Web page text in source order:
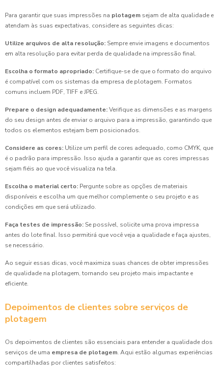
Para garantir que suas impressões na plotagem sejam de alta qualidade e
atendam às suas expectativas, considere as seguintes dicas:
Utilize arquivos de alta resolução: Sempre envie imagens e documentos
em alta resolução para evitar perda de qualidade na impressão final.
Escolha o formato apropriado: Certifique-se de que o formato do arquivo
é compatível com os sistemas da empresa de plotagem. Formatos
comuns incluem PDF, TIFF e JPEG.
Prepare o design adequadamente:Verifique as dimensões e as margens
do seu design antes de enviar o arquivo para a impressão, garantindo que
todos os elementos estejam bem posicionados.
Considere as cores: Utilize um perfil de cores adequado, como CMYK, que
é o padrão para impressão. Isso ajuda a garantir que as cores impressas
sejam fiéis ao que você visualiza na tela.
Escolha o material certo: Pergunte sobre as opções de materiais
disponíveis e escolha um que melhor complemente o seu projeto e as
condições em que será utilizado.
Faça testes de impressão: Se possível, solicite uma prova impressa
antes do lote final. Isso permitirá que você veja a qualidade e faça ajustes,
se necessário.
Ao seguir essas dicas, você maximiza suas chances de obter impressões
de qualidade na plotagem, tornando seu projeto mais impactante e
eficiente.
Depoimentos de clientes sobre serviços de
plotagem
Os depoimentos de clientes são essenciais para entender a qualidade dos
serviços de uma empresa de plotagem. Aqui estão algumas experiências
compartilhadas por clientes satisfeitos: